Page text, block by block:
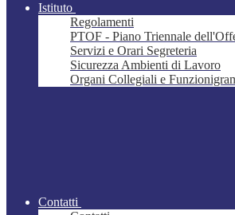
Istituto
Regolamenti
PTOF - Piano Triennale
Servizi e Orari Segreteria
Sicurezza Ambienti di Lavoro
Organi Collegiali e
Contatti